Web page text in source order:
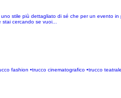
stile più dettagliato di sé che per un evento in
cercando se vuoi...
fashion •trucco cinematografico •trucco